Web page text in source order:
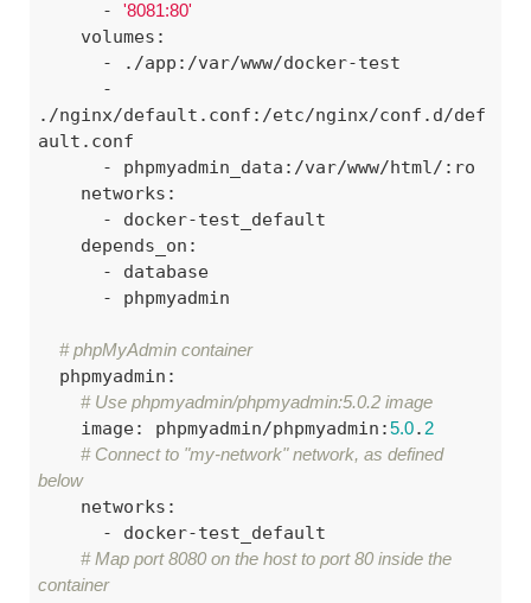
      -
'8081:80'
./nginx/default.conf:/etc/nginx/conf.d/def
ault.conf
# phpMyAdmin container
# Use phpmyadmin/phpmyadmin:5.0.2 image
    image: phpmyadmin/phpmyadmin:
5.0.2
# Connect to "my-network" network, as defined
below
# Map port 8080 on the host to port 80 inside the
container